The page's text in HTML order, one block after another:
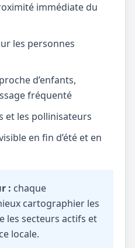
immédiate du
les personnes
d’enfants,
fréquenté
et les pollinisateurs
en fin d’été et en
: chaque
cartographier les
les secteurs actifs et
locale.